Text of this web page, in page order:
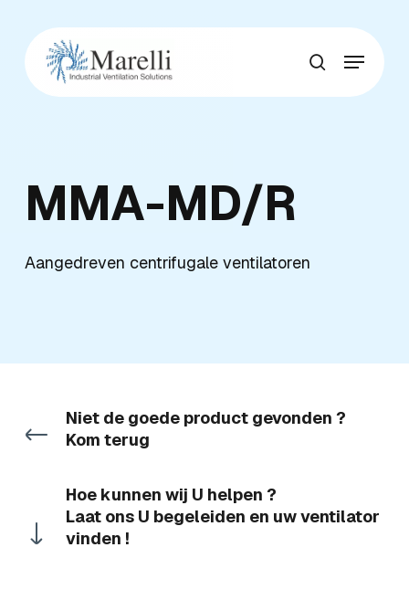
main
content
search
Menu
MMA-MD/R
Aangedreven centrifugale ventilatoren
Niet de goede product gevonden ?
Kom terug
Hoe kunnen wij U helpen ?
Laat ons U begeleiden en uw ventilator
vinden !
Close
Menu